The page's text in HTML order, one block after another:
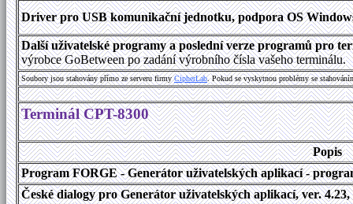
Driver pro USB komunikační jednotku, podpora OS
Další uživatelské programy a poslední verze programů pro
výrobce GoBetween po zadání výrobního čísla vašeho terminálu.
Soubory jsou stahovány přímo ze serveru firmyCipherLab. Pokud se vyskytnou problémy se
Terminál CPT-8300
Popis
Program FORGE - Generátor uživatelských aplikací -
České dialogy pro Generátor uživatelských aplikací, ver. 4.23,